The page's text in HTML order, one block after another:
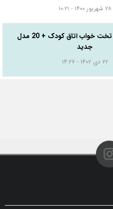
۲۸ شهریور ۱۴۰۰ - ۱۰:۲۱
راهنمای خرید تخت خواب اتاق کودک + 20 مدل
جدید
۲۲ دی ۱۴۰۲ - ۱۴:۲۷